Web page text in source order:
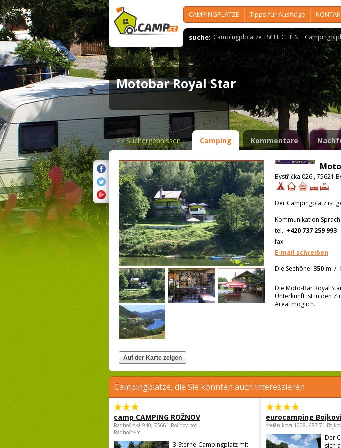
CAMPINGPLÄTZE Tipps für Ausflüge
suche: Campingplplätze TSCHECHIEN
Motobar Royal Star
<<Suchergebnissen Camping Kommentare
Bystřička 026 , 75621
Der Campingplatz ist
Kommunikation
tel.: +420 737 259 993
fax:
E-mail schreiben
Die Seehöhe: 350 m /
Die Moto-Bar Royal
Unterkunft ist in den
Areal möglich.
Campingplätze, die Sie könnten auch interessieren
camp CAMPING ROŽNOV
Radhošťská 940, 75661 Rožnov pod
Radhoštěm
3-Sterne-Campingplatz mit
eurocamping
Štefánikova 1008, 687 71
Der
sich